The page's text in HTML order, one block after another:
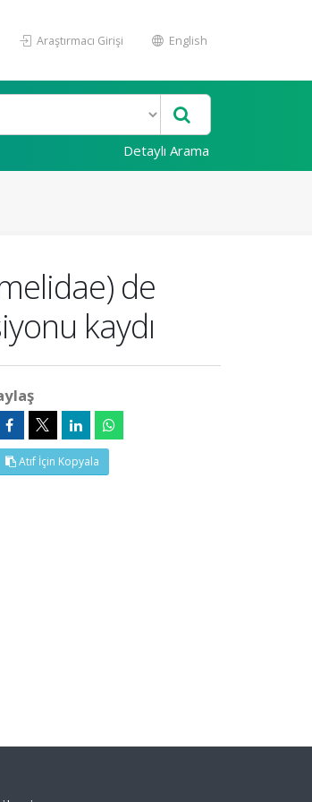
Araştırmacı Girişi English
Detaylı Arama
de
kaydı
Atıf İçin Kopyala